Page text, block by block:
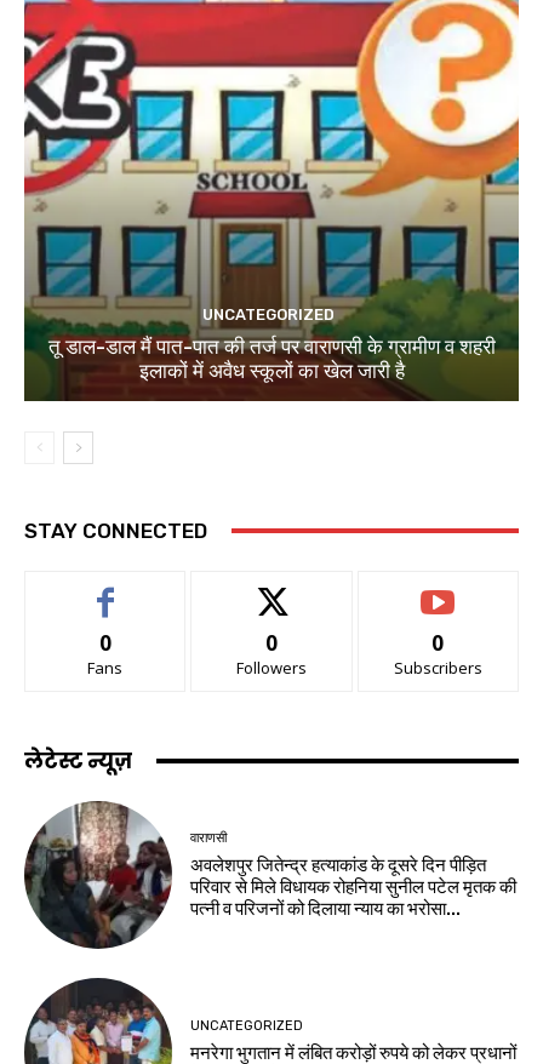
UNCATEGORIZED
तू डाल-डाल मैं पात-पात की तर्ज पर वाराणसी के ग्रामीण व शहरी
इलाकों में अवैध स्कूलों का खेल जारी है
STAY CONNECTED
0
Fans
0
Followers
0
Subscribers
लेटेस्ट न्यूज़
वाराणसी
अवलेशपुर जितेन्द्र हत्याकांड के दूसरे दिन पीड़ित
परिवार से मिले विधायक रोहनिया सुनील पटेल मृतक की
पत्नी व परिजनों को दिलाया न्याय का भरोसा...
UNCATEGORIZED
मनरेगा भुगतान में लंबित करोड़ों रुपये को लेकर प्रधानों